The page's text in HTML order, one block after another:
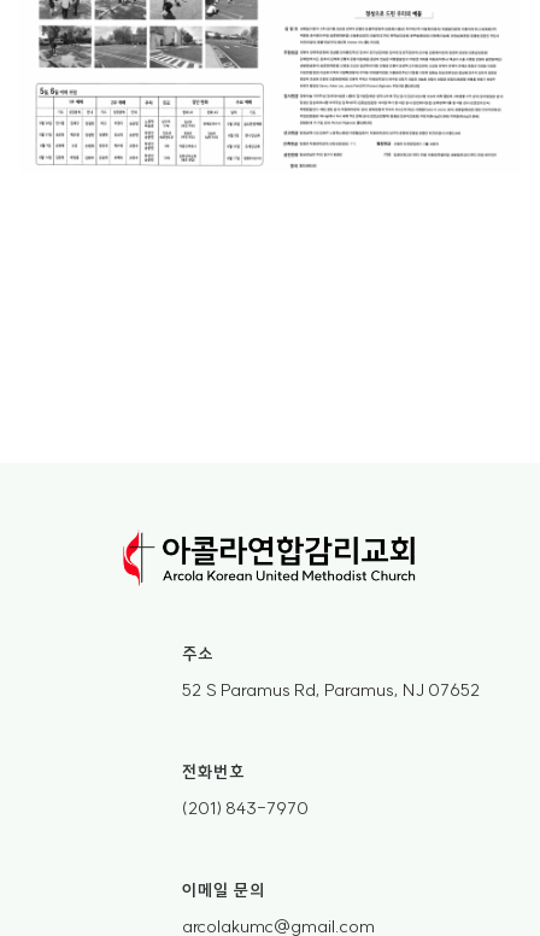
주소
52 S Paramus Rd, Paramus, NJ 07652
전화번호
(201) 843-7970
이메일 문의
arcolakumc@gmail.com